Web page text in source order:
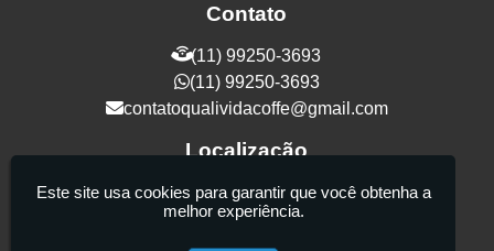
Contato
(11) 99250-3693
(11) 99250-3693
contatoqualividacoffe@gmail.com
Localização
Rua Samurais, 27 - Vila Maria Alta - São
Paulo / SP - CEP: 02130-080
Este site usa cookies para garantir que você obtenha a
melhor experiência.